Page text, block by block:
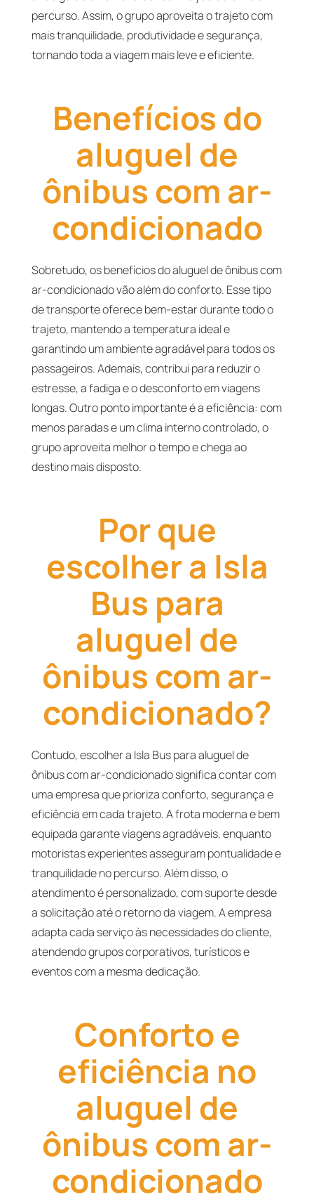
percurso. Assim, o grupo aproveita o trajeto com
mais tranquilidade, produtividade e segurança,
tornando toda a viagem mais leve e eficiente.
Benefícios do
aluguel de
ônibus com ar-
condicionado
Sobretudo, os benefícios do aluguel de ônibus com
ar-condicionado vão além do conforto. Esse tipo
de transporte oferece bem-estar durante todo o
trajeto, mantendo a temperatura ideal e
garantindo um ambiente agradável para todos os
passageiros. Ademais, contribui para reduzir o
estresse, a fadiga e o desconforto em viagens
longas. Outro ponto importante é a eficiência: com
menos paradas e um clima interno controlado, o
grupo aproveita melhor o tempo e chega ao
destino mais disposto.
Por que
escolher a Isla
Bus para
aluguel de
ônibus com ar-
condicionado?
Contudo, escolher a Isla Bus para aluguel de
ônibus com ar-condicionado significa contar com
uma empresa que prioriza conforto, segurança e
eficiência em cada trajeto. A frota moderna e bem
equipada garante viagens agradáveis, enquanto
motoristas experientes asseguram pontualidade e
tranquilidade no percurso. Além disso, o
atendimento é personalizado, com suporte desde
a solicitação até o retorno da viagem. A empresa
adapta cada serviço às necessidades do cliente,
atendendo grupos corporativos, turísticos e
eventos com a mesma dedicação.
Conforto e
eficiência no
aluguel de
ônibus com ar-
condicionado